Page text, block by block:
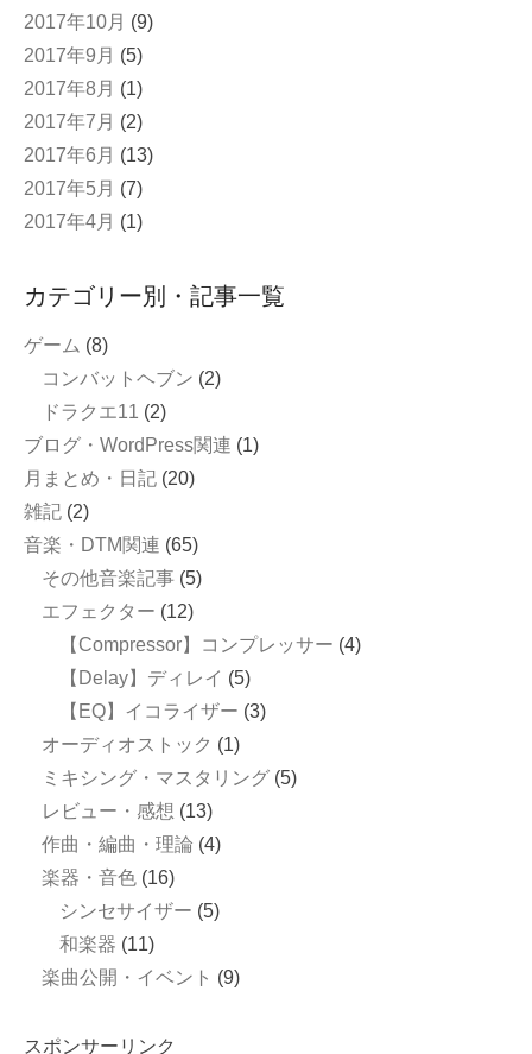
2017年10月 (9)
2017年9月 (5)
2017年8月 (1)
2017年7月 (2)
2017年6月 (13)
2017年5月 (7)
2017年4月 (1)
カテゴリー別・記事一覧
ゲーム (8)
コンバットヘブン (2)
ドラクエ11 (2)
ブログ・WordPress関連 (1)
月まとめ・日記 (20)
雑記 (2)
音楽・DTM関連 (65)
その他音楽記事 (5)
エフェクター (12)
【Compressor】コンプレッサー (4)
【Delay】ディレイ (5)
【EQ】イコライザー (3)
オーディオストック (1)
ミキシング・マスタリング (5)
レビュー・感想 (13)
作曲・編曲・理論 (4)
楽器・音色 (16)
シンセサイザー (5)
和楽器 (11)
楽曲公開・イベント (9)
スポンサーリンク